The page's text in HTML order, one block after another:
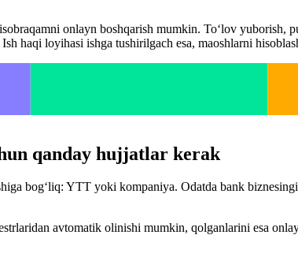
onlayn boshqarish mumkin. To‘lov yuborish,
haqi loyihasi ishga tushirilgach esa, maoshlarni
qanday hujjatlar kerak
bog‘liq: YTT yoki kompaniya. Odatda bank
avtomatik olinishi mumkin, qolganlarini esa